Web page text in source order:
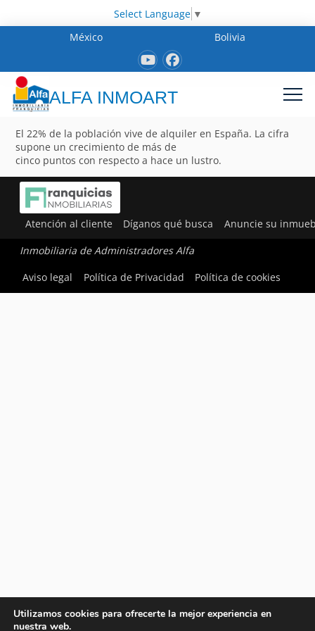
Select Language ▼
México
Bolivia
ALFA INMOART
El 22% de la población vive de alquiler en España. La cifra
supone un crecimiento de más de
cinco puntos con respecto a hace un lustro.
Atención al cliente Díganos qué busca Anuncie su
Inmobiliaria de Administradores Alfa
Aviso legal
Política de Privacidad Política de cookies
Utilizamos cookies para ofrecerte la mejor experiencia en
nuestra web.